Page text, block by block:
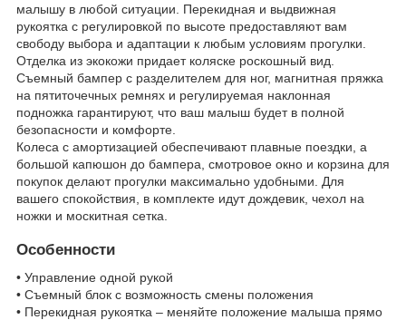
малышу в любой ситуации. Перекидная и выдвижная
рукоятка с регулировкой по высоте предоставляют вам
свободу выбора и адаптации к любым условиям прогулки.
Отделка из экокожи придает коляске роскошный вид.
Съемный бампер с разделителем для ног, магнитная пряжка
на пятиточечных ремнях и регулируемая наклонная
подножка гарантируют, что ваш малыш будет в полной
безопасности и комфорте.
Колеса с амортизацией обеспечивают плавные поездки, а
большой капюшон до бампера, смотровое окно и корзина для
покупок делают прогулки максимально удобными. Для
вашего спокойствия, в комплекте идут дождевик, чехол на
ножки и москитная сетка.
Особенности
• Управление одной рукой
• Съемный блок с возможность смены положения
• Перекидная рукоятка – меняйте положение малыша прямо